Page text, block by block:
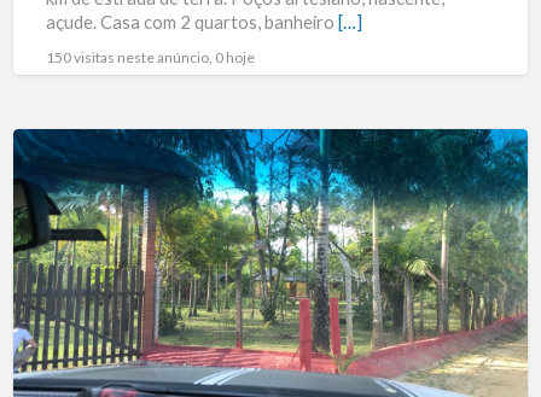
açude. Casa com 2 quartos, banheiro […]
150 visitas neste anúncio, 0 hoje
VENDO
CHACARA
EM
GUARATUBA
38.000MTR